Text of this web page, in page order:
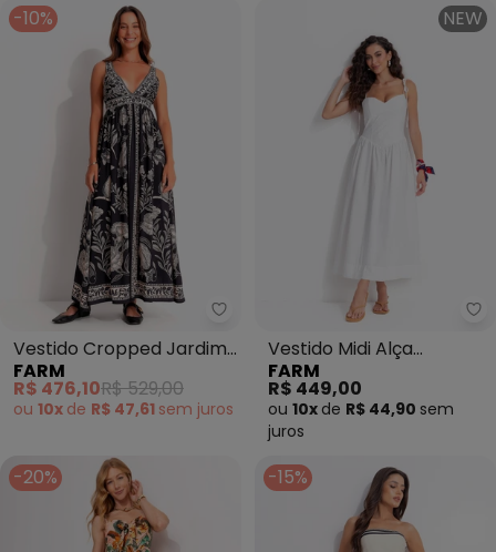
-10%
Farm - Vestido Cropped
Vestido Cropped Jardim
de Cordel (Preto)
FARM
R$ 476,10R$ 529,00
ou 10x de R$ 47,61 sem juros
NEW
Vestido Midi Alça
(Branco)
FARM
R$ 449,00
ou 10x de R$ 44,90 sem
juros
-20% -15%